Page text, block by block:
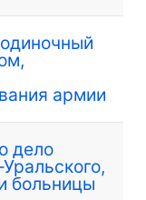
армии
дело
больницы